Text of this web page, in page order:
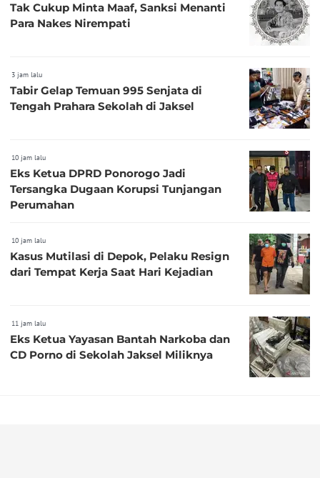
Tak Cukup Minta Maaf, Sanksi Menanti
Para Nakes Nirempati
3 jam lalu
Tabir Gelap Temuan 995 Senjata di
Tengah Prahara Sekolah di Jaksel
10 jam lalu
Eks Ketua DPRD Ponorogo Jadi
Tersangka Dugaan Korupsi Tunjangan
Perumahan
10 jam lalu
Kasus Mutilasi di Depok, Pelaku Resign
dari Tempat Kerja Saat Hari Kejadian
11 jam lalu
Eks Ketua Yayasan Bantah Narkoba dan
CD Porno di Sekolah Jaksel Miliknya